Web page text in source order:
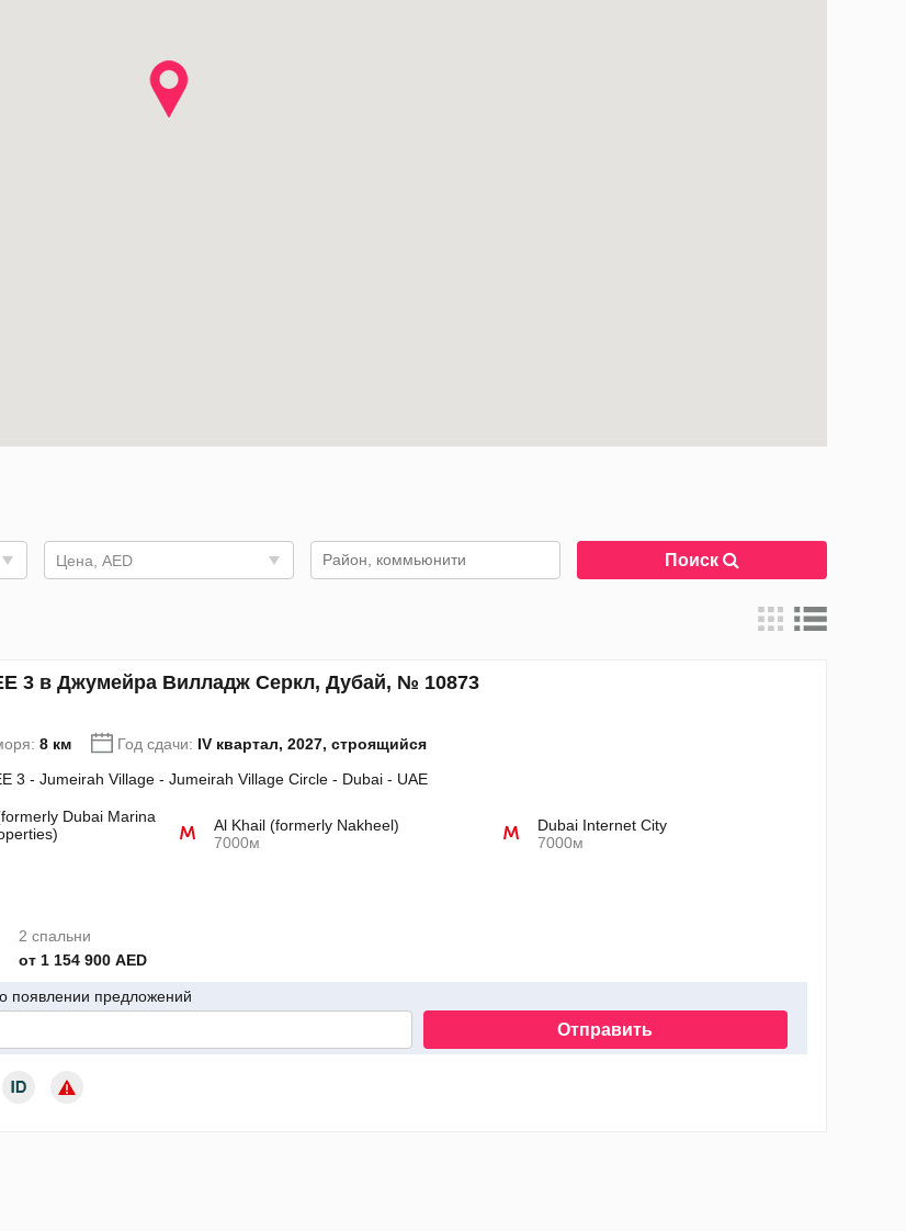
Цена, AED Поиск
3 в Джумейра Вилладж Серкл, Дубай, № 10873
8 км Год сдачи: IV квартал, 2027, строящийся
3 - Jumeirah Village - Jumeirah Village Circle - Dubai - UAE
Dubai Marina
Al Khail (formerly Nakheel)
7000м
Dubai Internet City
7000м
2 спальни
от 1 154 900 AED
появлении предложений
Отправить